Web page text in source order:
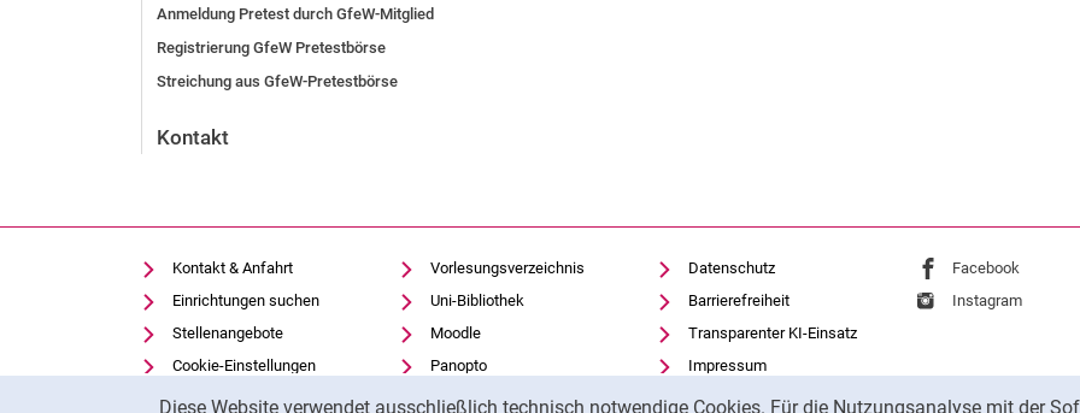
Diese Website verwendet ausschließlich technisch notwendige Cookies. Für die Nutzungsanalyse mit der
Anmeldung Pretest durch GfeW-Mitglied
Registrierung GfeW Pretestbörse
Streichung aus GfeW-Pretestbörse
Kontakt
Kontakt & Anfahrt
Einrichtungen suchen
Stellenangebote
Cookie-Einstellungen
Vorlesungsverzeichnis
Uni-Bibliothek
Moodle
Panopto
Datenschutz
Barrierefreiheit
Transparenter KI-Einsatz
Impressum
Externer Link:
Facebook
Externer Link:
Instagram